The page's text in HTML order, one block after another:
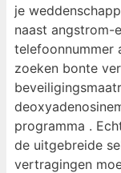
je
naast angstrom-
telefoonnummer
zoeken bonte
programma .
de uitgebreide
vertragingen